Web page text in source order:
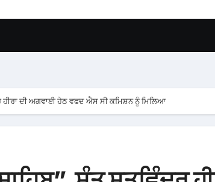
Commitment to a Drug-Free India
ਹੀਰਾ ਦੀ ਅਗਵਾਈ ਹੇਠ ਵਫਦ ਐਸ ਸੀ ਕਮਿਸ਼ਨ ਨੂੰ ਮਿਲਿਆ